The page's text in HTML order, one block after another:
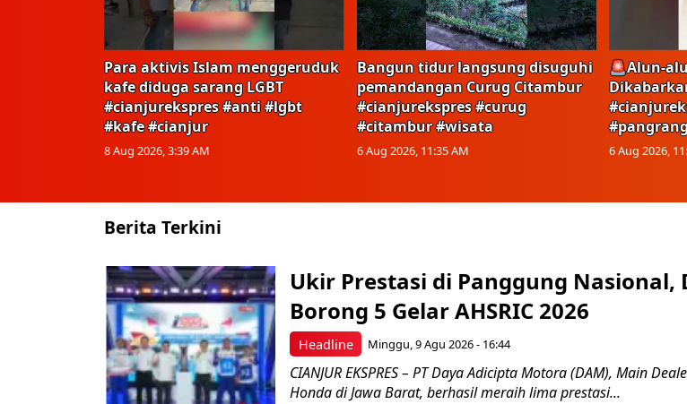
Para aktivis Islam menggeruduk
kafe diduga sarang LGBT
#cianjurekspres #anti #lgbt
#kafe #cianjur
8 Aug 2026, 3:39 AM
Bangun tidur langsung disuguhi
pemandangan Curug Citambur
#cianjurekspres #curug
#citambur #wisata
6 Aug 2026, 11:35 AM
🚨Alun-
6 Aug 2026,
Berita Terkini
Headline
Ukir Prestasi di Panggung Nasional,
Borong 5 Gelar AHSRIC 2026
Minggu, 9 Agu 2026 - 16:44
CIANJUR EKSPRES – PT Daya Adicipta Motora (DAM), Main
Honda di Jawa Barat, berhasil meraih lima prestasi...